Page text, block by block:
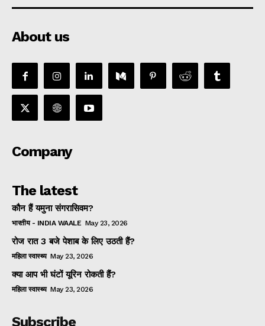
About us
Company
The latest
कौन हैं यमुना संगरासिवम?
भारतीय - INDIA WAALE May 23, 2026
रोज रात 3 बजे पेशाब के लिए उठती हैं?
महिला स्वास्थ्य May 23, 2026
क्या आप भी घंटों यूरिन रोकती हैं?
महिला स्वास्थ्य May 23, 2026
Subscribe